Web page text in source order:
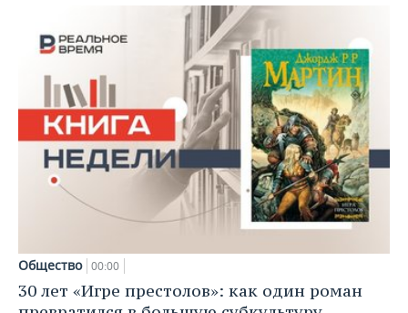
Общество 00:00
30 лет «Игре престолов»: как один роман